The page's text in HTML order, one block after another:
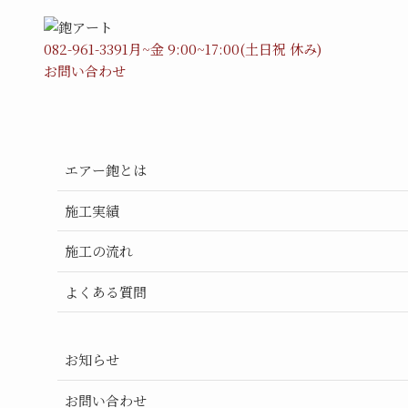
082-961-3391月~金 9:00~17:00(土日祝 休み)
お問い合わせ
エアー鉋とは
施工実績
施工の流れ
よくある質問
お知らせ
お問い合わせ